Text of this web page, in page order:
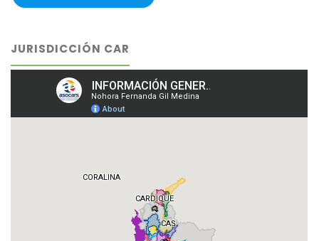
JURISDICCIÓN CAR